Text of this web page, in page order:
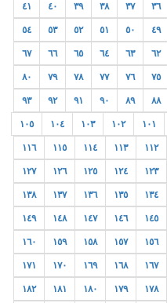
٣٦ ٣٧ ٣٨ ٣٩ ٤٠ ٤١
٤٩ ٥٠ ٥١ ٥٢ ٥٣ ٥٤
٦٢ ٦٣ ٦٤ ٦٥ ٦٦ ٦٧
٧٥ ٧٦ ٧٧ ٧٨ ٧٩ ٨٠
٨٨ ٨٩ ٩٠ ٩١ ٩٢ ٩٣
١٠١ ١٠٢ ١٠٣ ١٠٤ ١٠٥
١١٢ ١١٣ ١١٤ ١١٥ ١١٦
١٢٣ ١٢٤ ١٢٥ ١٢٦ ١٢٧
١٣٤ ١٣٥ ١٣٦ ١٣٧ ١٣٨
١٤٥ ١٤٦ ١٤٧ ١٤٨ ١٤٩
١٥٦ ١٥٧ ١٥٨ ١٥٩ ١٦٠
١٦٧ ١٦٨ ١٦٩ ١٧٠ ١٧١
١٧٨ ١٧٩ ١٨٠ ١٨١ ١٨٢